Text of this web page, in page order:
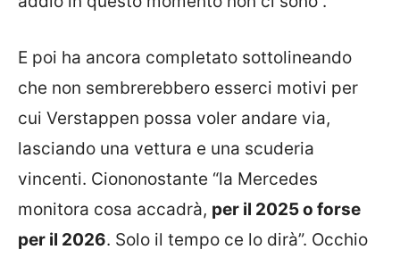
E poi ha ancora completato sottolineando
che non sembrerebbero esserci motivi per
cui Verstappen possa voler andare via,
lasciando una vettura e una scuderia
vincenti. Ciononostante “la Mercedes
monitora cosa accadrà, per il 2025 o forse
per il 2026. Solo il tempo ce lo dirà”. Occhio